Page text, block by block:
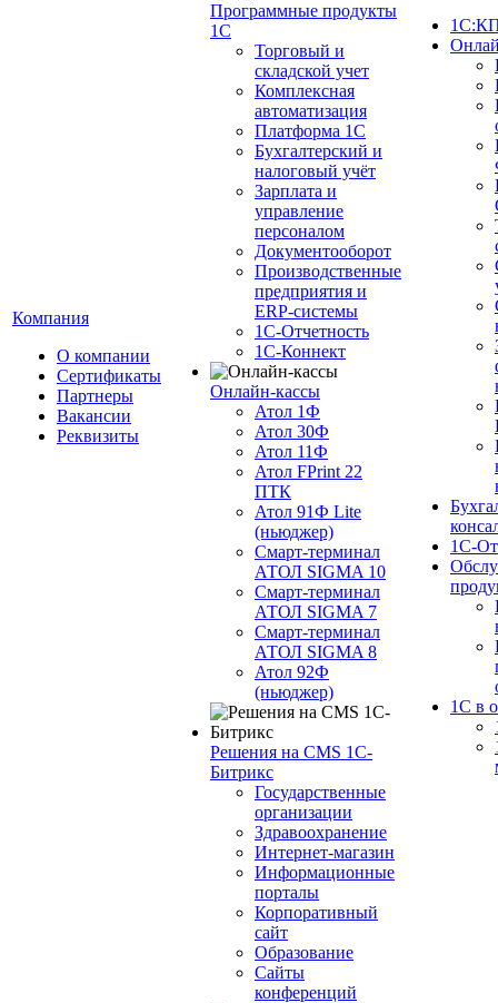
Компания
О компании
Сертификаты
Партнеры
Вакансии
Реквизиты
Программные продукты
1С
Торговый и
складской учет
Комплексная
автоматизация
Платформа 1С
Бухгалтерский и
налоговый учёт
Зарплата и
управление
персоналом
Документооборот
Производственные
предприятия и
ERP-системы
1С-Отчетность
1С-Коннект
Онлайн-кассы
Атол 1Ф
Атол 30Ф
Атол 11Ф
Атол FPrint 22
ПТК
Атол 91Ф Lite
(ньюджер)
Смарт-терминал
АТОЛ SIGMA 10
Смарт-терминал
АТОЛ SIGMA 7
Смарт-терминал
АТОЛ SIGMA 8
Атол 92Ф
(ньюджер)
Решения на CMS 1С-
Битрикс
Государственные
организации
Здравоохранение
Интернет-магазин
Информационные
порталы
Корпоративный
сайт
Образование
Сайты
конференций
1С-
1С в